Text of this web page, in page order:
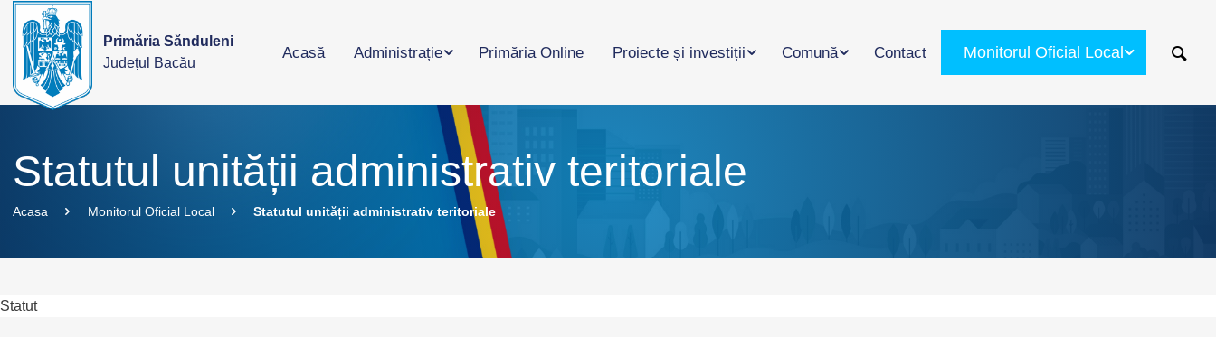
Primăria Sănduleni
Județul Bacău
Acasă Administrație Primăria Online Proiecte și investiții Comună Contact Monitorul Oficial Local
Statutul unității administrativ teritoriale
Acasa Monitorul Oficial Local Statutul unității administrativ teritoriale
Statut